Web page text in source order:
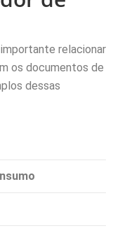
relacionar
os documentos de
dessas